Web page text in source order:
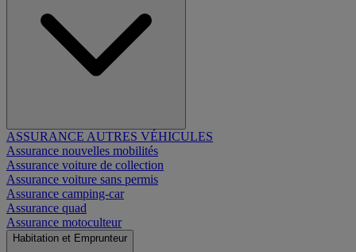
ASSURANCE AUTRES VÉHICULES
Assurance nouvelles mobilités
Assurance voiture de collection
Assurance voiture sans permis
Assurance camping-car
Assurance quad
Assurance motoculteur
Habitation et Emprunteur